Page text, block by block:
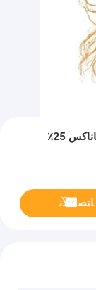
مسحوق خلاصة الجينسنغ المعزز للمناعة جذر باناكس 25٪
ﺎﺘﺼﻟ ﺍﻶﻧ